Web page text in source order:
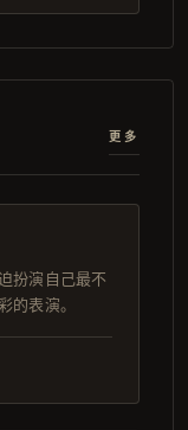
更多
104分钟
扮演自己最不
的表演。
125分钟